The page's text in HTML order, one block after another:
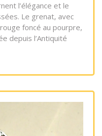
l’élégance et le
Le grenat, avec
foncé au pourpre,
depuis l’Antiquité